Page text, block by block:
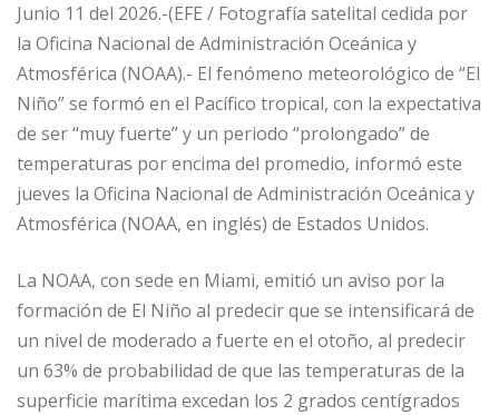
Junio 11 del 2026.-(EFE / Fotografía satelital cedida por
la Oficina Nacional de Administración Oceánica y
Atmosférica (NOAA).- El fenómeno meteorológico de “El
Niño” se formó en el Pacífico tropical, con la expectativa
de ser “muy fuerte” y un periodo “prolongado” de
temperaturas por encima del promedio, informó este
jueves la Oficina Nacional de Administración Oceánica y
Atmosférica (NOAA, en inglés) de Estados Unidos.
La NOAA, con sede en Miami, emitió un aviso por la
formación de El Niño al predecir que se intensificará de
un nivel de moderado a fuerte en el otoño, al predecir
un 63% de probabilidad de que las temperaturas de la
superficie marítima excedan los 2 grados centígrados